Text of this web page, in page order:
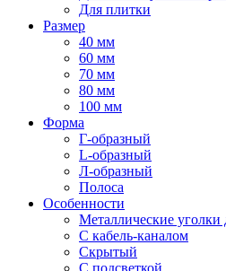
Для плитки
Размер
40 мм
60 мм
70 мм
80 мм
100 мм
Форма
Г-образный
L-образный
Л-образный
Полоса
Особенности
Металлические уголки
С кабель-каналом
Скрытый
С подсветкой